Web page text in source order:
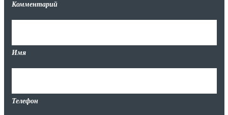
Комментарий
Имя
Телефон